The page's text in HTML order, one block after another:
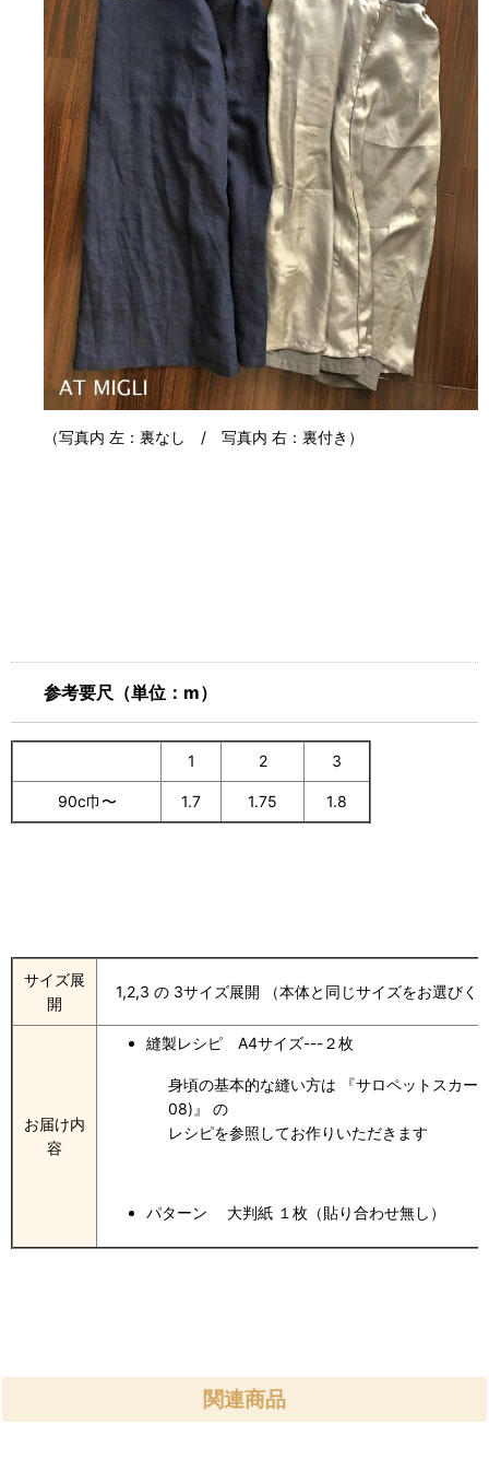
（写真内 左：裏なし / 写真内 右：裏付き）
参考要尺（単位：m）
1 2 3
90c巾〜 1.7 1.75 1.8
サイズ展
開
1,2,3 の 3サイズ展開 （本体と同じサイズをお選びく
お届け内
容
縫製レシピ A4サイズ---２枚
身頃の基本的な縫い方は 『サロペットスカー
08)』 の
レシピを参照してお作りいただきます
パターン 大判紙 １枚（貼り合わせ無し）
関連商品